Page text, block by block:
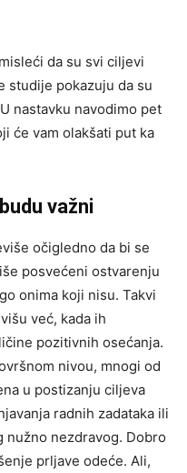
da su svi ciljevi
studije pokazuju da su
nastavku navodimo pet
će vam olakšati put ka
važni
očigledno da bi se
posvećeni ostvarenju
onima koji nisu. Takvi
već, kada ih
pozitivnih osećanja.
nivou, mnogi od
u postizanju ciljeva
radnih zadataka ili
nužno nezdravog. Dobro
prljave odeće. Ali,